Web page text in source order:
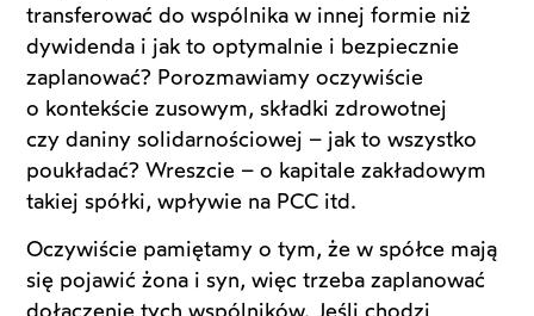
transferować do wspólnika w innej formie niż
dywidenda i jak to optymalnie i bezpiecznie
zaplanować? Porozmawiamy oczywiście
o kontekście zusowym, składki zdrowotnej
czy daniny solidarnościowej – jak to wszystko
poukładać? Wreszcie – o kapitale zakładowym
takiej spółki, wpływie na PCC itd.
Oczywiście pamiętamy o tym, że w spółce mają
się pojawić żona i syn, więc trzeba zaplanować